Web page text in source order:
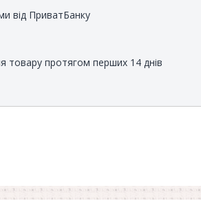
від ПриватБанку
товару протягом перших 14 днів